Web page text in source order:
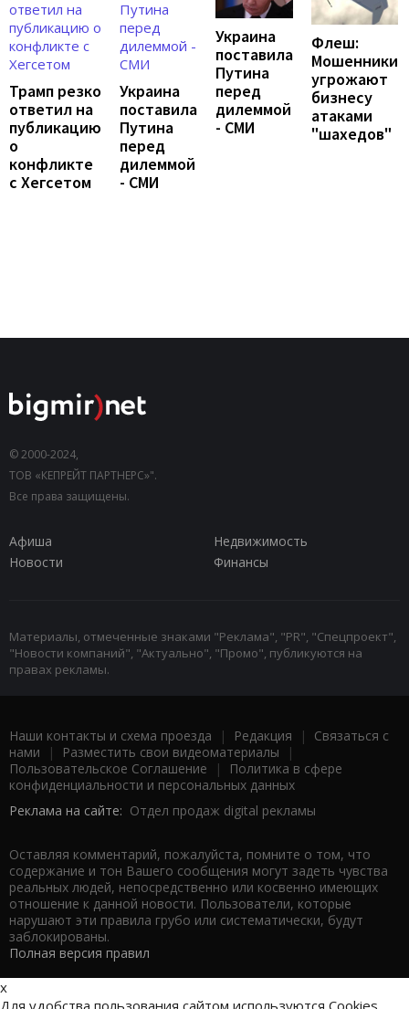
Трамп резко
ответил на
публикацию
о
конфликте
с Хегсетом
Украина
поставила
Путина
перед
дилеммой
- СМИ
Украина
поставила
Путина
перед
дилеммой
- СМИ
Флеш:
Мошенники
угрожают
бизнесу
атаками
"шахедов"
© 2000-2024,
ТОВ «КЕПРЕЙТ ПАРТНЕРС»".
Все права защищены.
Афиша
Недвижимость
Новости
Финансы
Материалы, отмеченные знаками "Реклама", "PR", "Спецпроект",
"Новости компаний", "Актуально", "Промо", публикуются на
правах рекламы.
Наши контакты и схема проезда | Редакция | Связаться с
нами | Разместить свои видеоматериалы |
Пользовательское Соглашение |
Политика в сфере
конфиденциальности и персональных данных
Реклама на сайте: Отдел продаж digital рекламы
Оставляя комментарий, пожалуйста, помните о том, что
содержание и тон Вашего сообщения могут задеть чувства
реальных людей, непосредственно или косвенно имеющих
отношение к данной новости. Пользователи, которые
нарушают эти правила грубо или систематически, будут
заблокированы.
Полная версия правил
x